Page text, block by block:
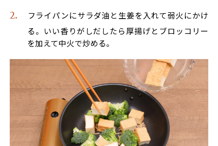
フライパンにサラダ油と生姜を入れて弱火にかけ
る。いい香りがしだしたら厚揚げとブロッコリー
を加えて中火で炒める。